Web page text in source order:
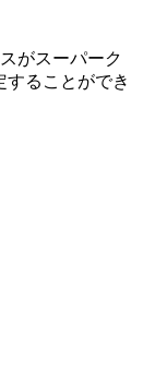
がスーパーク
ることができ